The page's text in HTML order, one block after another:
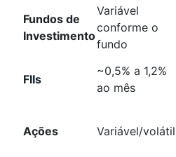
Fundos de
Investimento
Variável
conforme o
fundo
FIIs
~0,5% a 1,2%
ao mês
Ações Variável/volátil